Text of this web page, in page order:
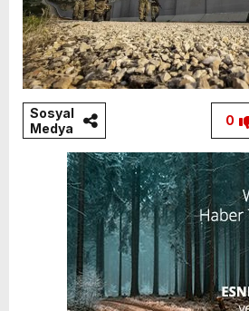
Sosyal
Medya
0